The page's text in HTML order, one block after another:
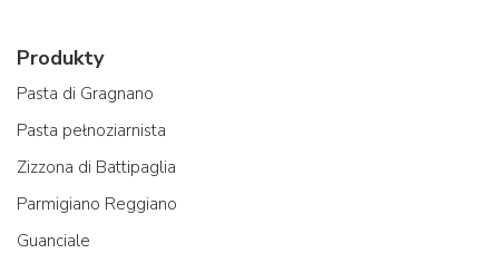
Produkty
Pasta di Gragnano
Pasta pełnoziarnista
Zizzona di Battipaglia
Parmigiano Reggiano
Guanciale